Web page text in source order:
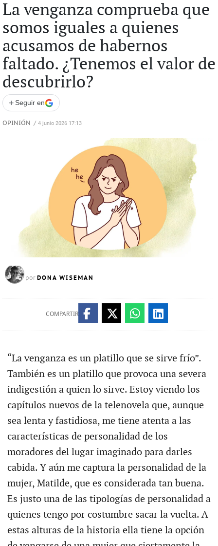
La venganza comprueba que
somos iguales a quienes
acusamos de habernos
faltado. ¿Tenemos el valor de
descubrirlo?
+ Seguir en
OPINIÓN / 4 junio 2026 17:13
por DONA WISEMAN
COMPARTIR
“La venganza es un platillo que se sirve frío”.
También es un platillo que provoca una severa
indigestión a quien lo sirve. Estoy viendo los
capítulos nuevos de la telenovela que, aunque
sea lenta y fastidiosa, me tiene atenta a las
características de personalidad de los
moradores del lugar imaginado para darles
cabida. Y aún me captura la personalidad de la
mujer, Matilde, que es considerada tan buena.
Es justo una de las tipologías de personalidad a
quienes tengo por costumbre sacar la vuelta. A
estas alturas de la historia ella tiene la opción